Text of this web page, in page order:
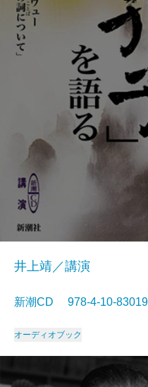
井上靖／講演
新潮CD 978-4-10-
オーディオブック